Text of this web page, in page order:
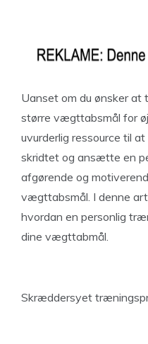
Uanset om du ønsker at
større vægttabsmål for
uvurderlig ressource til
skridtet og ansætte en
afgørende og
vægttabsmål. I denne
hvordan en personlig
dine vægttabmål.
Skræddersyet